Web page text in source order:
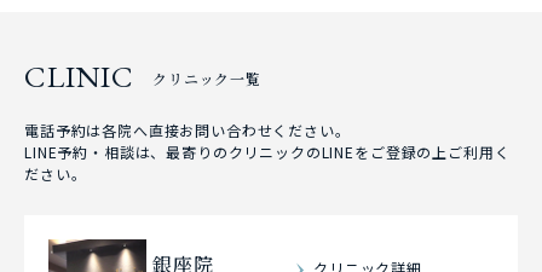
CLINIC クリニック一覧
電話予約は各院へ直接お問い合わせください。
LINE予約・相談は、最寄りのクリニックのLINEをご登録の上ご利用く
ださい。
銀座院 クリニック詳細